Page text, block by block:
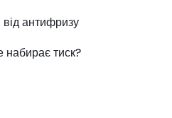
від антифризу
набирає тиск?